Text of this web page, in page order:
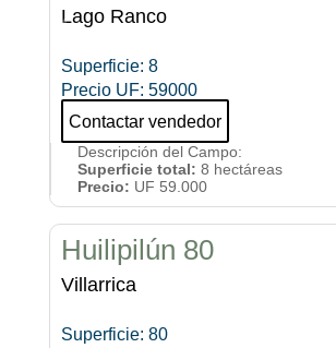
Lago Ranco
Superficie: 8
Precio UF: 59000
Contactar vendedor
Descripción del Campo:
Superficie total: 8 hectáreas
Precio: UF 59.000
Huilipilún 80
Villarrica
Superficie: 80